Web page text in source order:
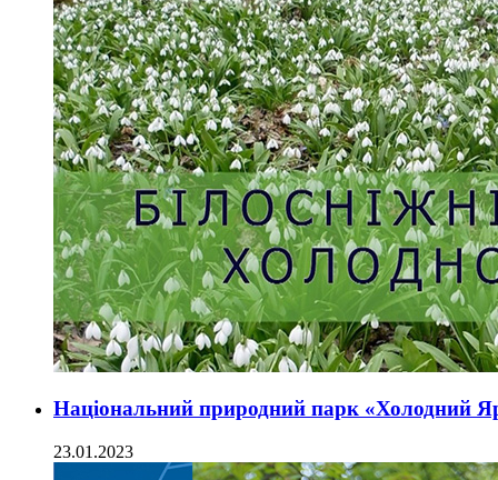
Національний природний парк «Холодний
23.01.2023